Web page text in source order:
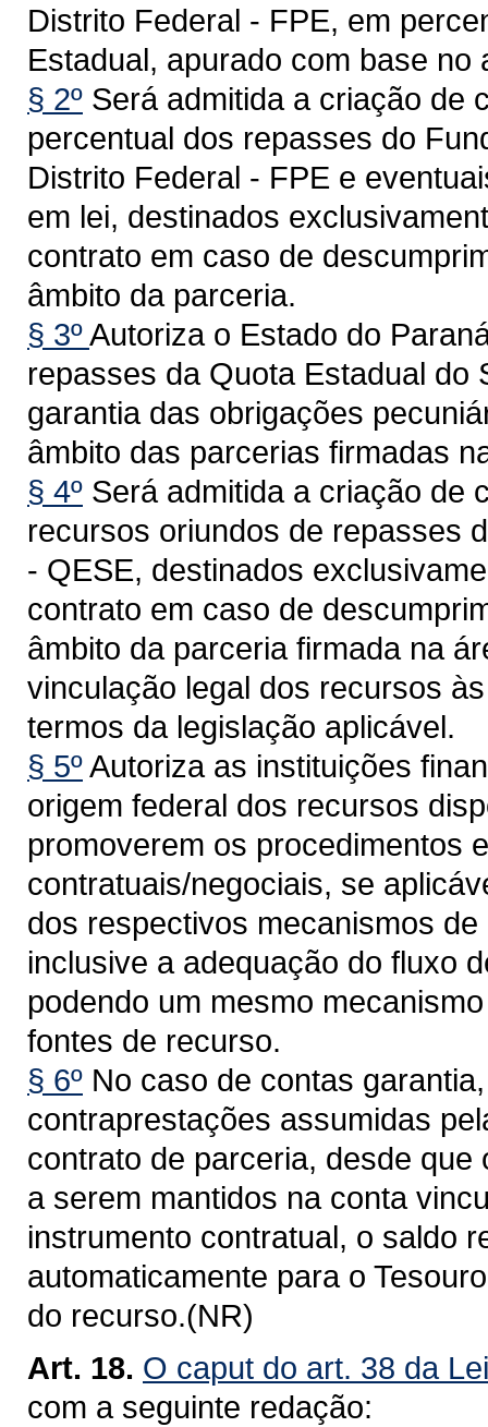
Distrito Federal - FPE, em
Estadual, apurado com base no
§ 2º Será admitida a criação de
percentual dos repasses do
Distrito Federal - FPE e
em lei, destinados
contrato em caso de
âmbito da parceria.
§ 3ºAutoriza o Estado do
repasses da Quota Estadual do
garantia das obrigações
âmbito das parcerias firmadas
§ 4º Será admitida a criação de
recursos oriundos de repasses
- QESE, destinados
contrato em caso de
âmbito da parceria firmada na
vinculação legal dos recursos
termos da legislação aplicável.
§ 5ºAutoriza as instituições
origem federal dos recursos
promoverem os procedimentos
contratuais/negociais, se
dos respectivos mecanismos
inclusive a adequação do fluxo
podendo um mesmo
fontes de recurso.
§ 6º No caso de contas
contraprestações assumidas
contrato de parceria, desde
a serem mantidos na conta
instrumento contratual, o saldo
automaticamente para o
do recurso.(NR)
Art. 18. O caput do art. 38 da
com a seguinte redação: